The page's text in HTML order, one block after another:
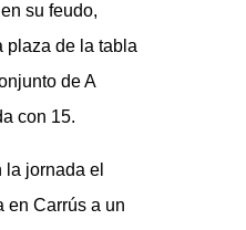
su feudo,
plaza de la tabla
de A
con 15.
jornada el
en Carrús a un